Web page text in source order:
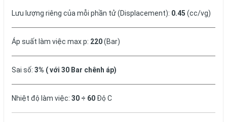
Lưu lượng riêng của mỗi phần tử (Displacement): 0.45 (cc/vg)
Áp suất làm việc max p: 220(Bar)
Sai số: 3% ( với 30 Bar chênh áp)
Nhiệt độ làm việc: 30 ÷ 60 Độ C